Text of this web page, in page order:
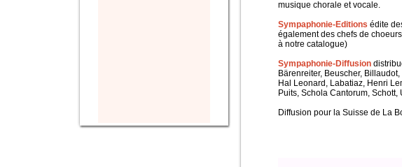
musique chorale et vocale.
Sympaphonie-Editions édite
également des chefs de
à notre catalogue)
Sympaphonie-Diffusion
Bärenreiter, Beuscher,
Hal Leonard, Labatiaz, Henri
Puits, Schola Cantorum, Schott,
Diffusion pour la Suisse de La